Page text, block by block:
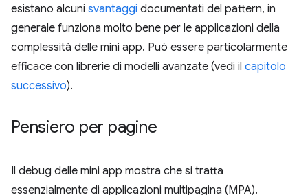
esistano alcuni svantaggi documentati del pattern, in
generale funziona molto bene per le applicazioni della
complessità delle mini app. Può essere particolarmente
efficace con librerie di modelli avanzate (vedi il capitolo
successivo).
Pensiero per pagine
Il debug delle mini app mostra che si tratta
essenzialmente di applicazioni multipagina (MPA).